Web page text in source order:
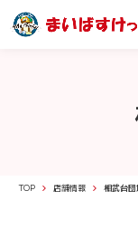
TOP 店舗情報 相武台団